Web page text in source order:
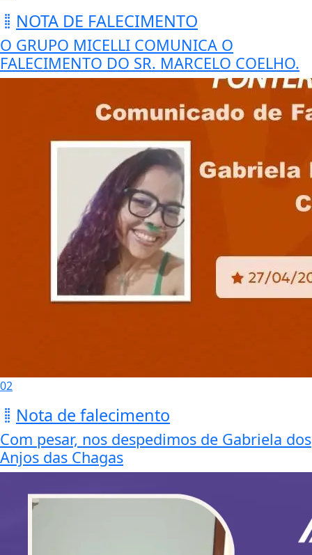
NOTA DE FALECIMENTO
O GRUPO MICELLI COMUNICA O
FALECIMENTO DO SR. MARCELO COELHO.
02
Nota de falecimento
Com pesar, nos despedimos de Gabriela dos
Anjos das Chagas